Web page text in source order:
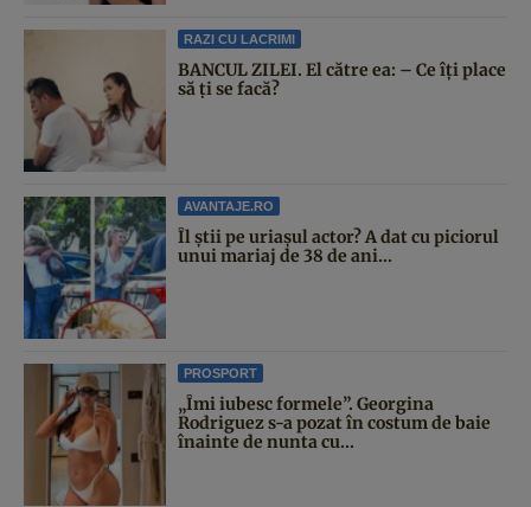
RAZI CU LACRIMI
BANCUL ZILEI. El către ea: – Ce îți place
să ți se facă?
AVANTAJE.RO
Îl știi pe uriașul actor? A dat cu piciorul
unui mariaj de 38 de ani...
PROSPORT
„Îmi iubesc formele”. Georgina
Rodriguez s-a pozat în costum de baie
înainte de nunta cu...